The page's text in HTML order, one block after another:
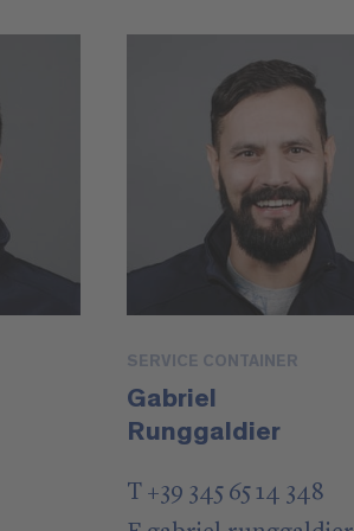
SERVICE CONTAINER
Gabriel
Runggaldier
T +39 345 65 14 348